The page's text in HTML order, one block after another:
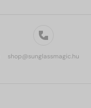
shop@sunglassmagic.hu